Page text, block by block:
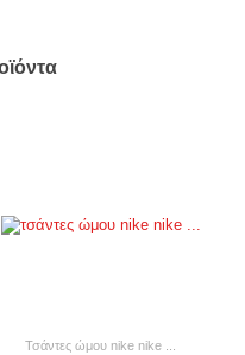
τσάντες ώμου nike nike ...